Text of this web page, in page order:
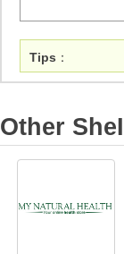
Tips ：
Other